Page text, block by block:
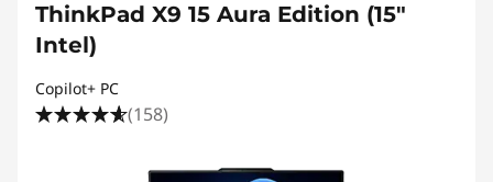
ThinkPad X9 15 Aura Edition (15"
Intel)
Copilot+ PC
(158)